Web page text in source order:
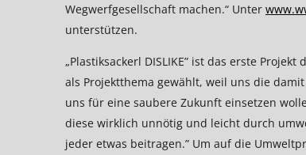
Wegwerfgesellschaft machen.“ Unter
unterstützen.
„Plastiksackerl DISLIKE” ist das erste
als Projektthema gewählt, weil uns die
uns für eine saubere Zukunft einsetzen
diese wirklich unnötig und leicht durch
jeder etwas beitragen.” Um auf die